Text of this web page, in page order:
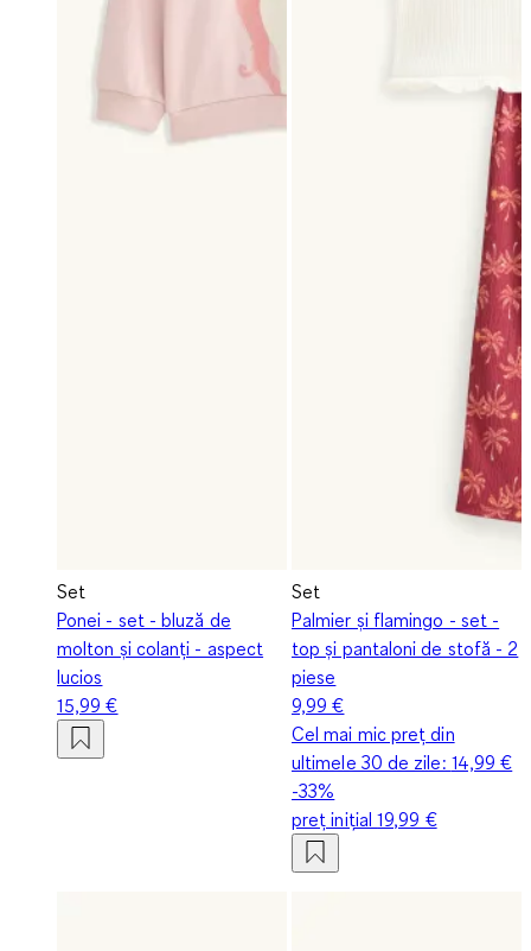
Set
Ponei - set - bluză de
molton și colanți - aspect
lucios
15,99 €
Set
Palmier și flamingo - set -
top și pantaloni de stofă - 2
piese
9,99 €
Cel mai mic preț din
ultimele 30 de zile: 14,99 €
-33%
preț inițial19,99 €